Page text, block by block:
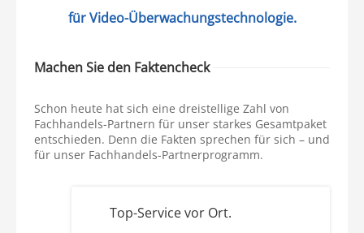
für Video-Überwachungstechnologie.
Machen Sie den Faktencheck
Schon heute hat sich eine dreistellige Zahl von
Fachhandels-Partnern für unser starkes Gesamtpaket
entschieden. Denn die Fakten sprechen für sich – und
für unser Fachhandels-Partnerprogramm.
Top-Service vor Ort.